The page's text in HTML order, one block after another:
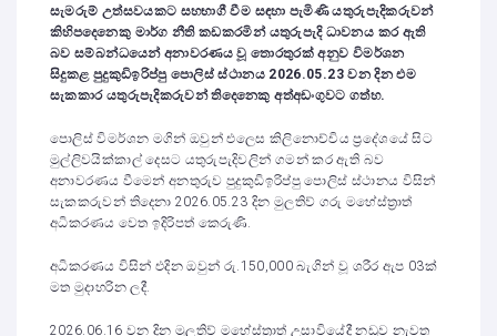
සැමරුම් උත්සවයකට සහභාගී වීම සඳහා පැමිණි යතුරුපැදිකරුවන්
කිහිපදෙනෙකු මාර්ග නීති කඩකරමින් යතුරුපැදි ධාවනය කර ඇති
බව සම්බන්ධයෙන් අනාවරණය වූ තොරතුරක් අනුව විමර්ශන
සිදුකළ පුදුකුඩිඉරිප්පු පොලිස් ස්ථානය 2026.05.23 වන දින එම
සැකකාර යතුරුපැදිකරුවන් තිදෙනෙකු අත්අඩංගුවට ගත්හ.
පොලිස් විමර්ශන මගින් ඔවුන් එලෙස කිලිනොච්චිය ප්‍රදේශයේ සිට
මුල්ලිවයික්කාල් දෙසට යතුරුපැදිවලින් ගමන් කර ඇති බව
අනාවරණය වීමෙන් අනතුරුව පුදුකුඩිඉරිප්පු පොලිස් ස්ථානය විසින්
සැකකරුවන් තිදෙනා 2026.05.23 දින මුලතිව් ගරු මහේස්ත්‍රාත්
අධිකරණය වෙත ඉදිරිපත් කෙරුණි.
අධිකරණය විසින් එදින ඔවුන් රු.150,000 බැගින් වූ ශරීර ඇප 03ක්
මත මුදාහරින ලදී.
2026.06.16 වන දින මුලතිව් මහේස්ත්‍රාත් උසාවියේදී නඩුව නැවත